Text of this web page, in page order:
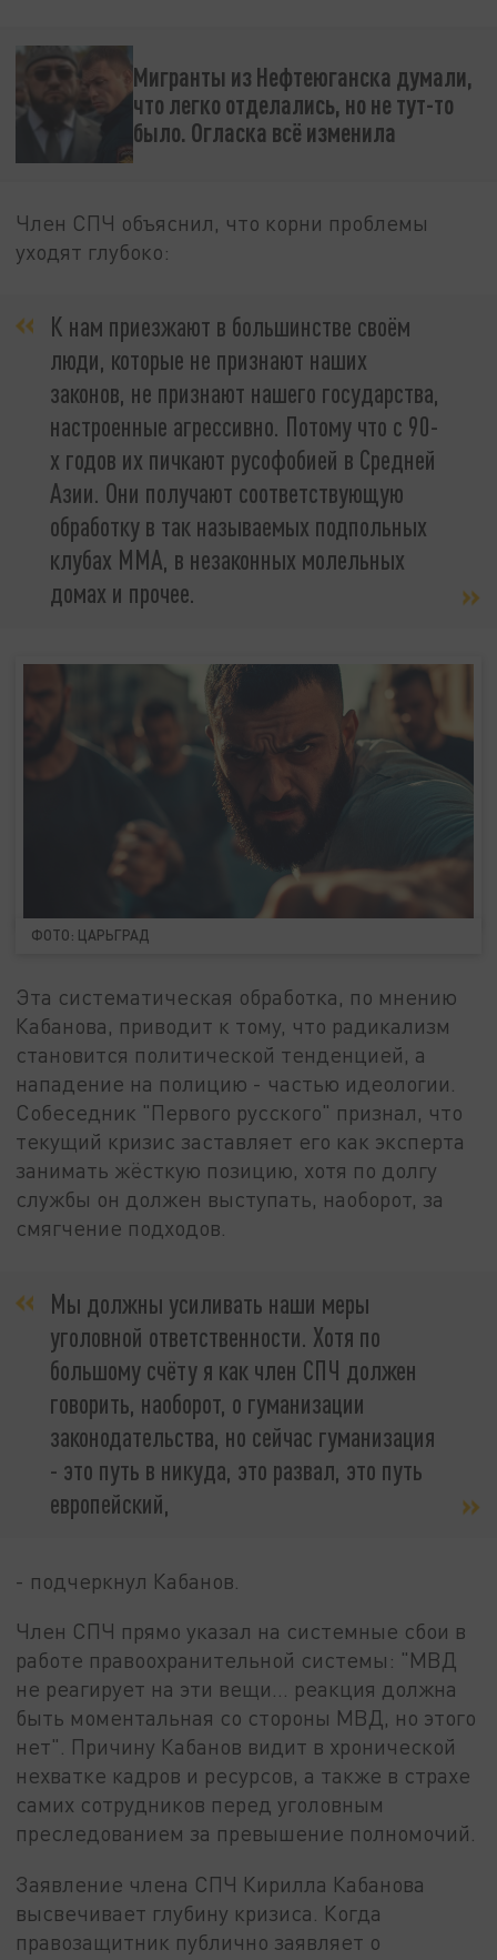
Мигранты из Нефтеюганска думали,
что легко отделались, но не тут-то
было. Огласка всё изменила
Член СПЧ объяснил, что корни проблемы
уходят глубоко:
К нам приезжают в большинстве своём
люди, которые не признают наших
законов, не признают нашего государства,
настроенные агрессивно. Потому что с 90-
х годов их пичкают русофобией в Средней
Азии. Они получают соответствующую
обработку в так называемых подпольных
клубах ММА, в незаконных молельных
домах и прочее.
ФОТО: ЦАРЬГРАД
Эта систематическая обработка, по мнению
Кабанова, приводит к тому, что радикализм
становится политической тенденцией, а
нападение на полицию - частью идеологии.
Собеседник "Первого русского" признал, что
текущий кризис заставляет его как эксперта
занимать жёсткую позицию, хотя по долгу
службы он должен выступать, наоборот, за
смягчение подходов.
Мы должны усиливать наши меры
уголовной ответственности. Хотя по
большому счёту я как член СПЧ должен
говорить, наоборот, о гуманизации
законодательства, но сейчас гуманизация
- это путь в никуда, это развал, это путь
европейский,
- подчеркнул Кабанов.
Член СПЧ прямо указал на системные сбои в
работе правоохранительной системы: "МВД
не реагирует на эти вещи… реакция должна
быть моментальная со стороны МВД, но этого
нет". Причину Кабанов видит в хронической
нехватке кадров и ресурсов, а также в страхе
самих сотрудников перед уголовным
преследованием за превышение полномочий.
Заявление члена СПЧ Кирилла Кабанова
высвечивает глубину кризиса. Когда
правозащитник публично заявляет о